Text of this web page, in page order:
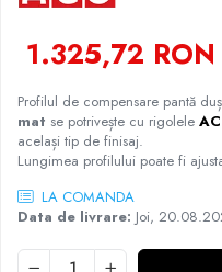
1.325,72 RON
Profilul de compensare pantă duș
mat se potrivește cu rigolele
același tip de finisaj.
Lungimea profilului poate fi
LA COMANDA
Data de livrare: Joi,